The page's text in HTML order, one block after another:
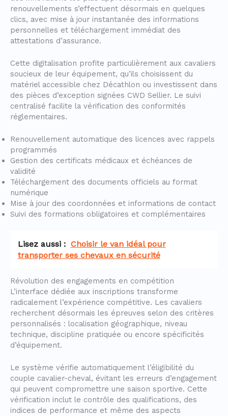
renouvellements s’effectuent désormais en quelques
clics, avec mise à jour instantanée des informations
personnelles et téléchargement immédiat des
attestations d’assurance.
Cette digitalisation profite particulièrement aux cavaliers
soucieux de leur équipement, qu’ils choisissent du
matériel accessible chez Décathlon ou investissent dans
des pièces d’exception signées CWD Sellier. Le suivi
centralisé facilite la vérification des conformités
réglementaires.
Renouvellement automatique des licences avec rappels
programmés
Gestion des certificats médicaux et échéances de
validité
Téléchargement des documents officiels au format
numérique
Mise à jour des coordonnées et informations de contact
Suivi des formations obligatoires et complémentaires
Lisez aussi : Choisir le van idéal pour
transporter ses chevaux en sécurité
Révolution des engagements en compétition
L’interface dédiée aux inscriptions transforme
radicalement l’expérience compétitive. Les cavaliers
recherchent désormais les épreuves selon des critères
personnalisés : localisation géographique, niveau
technique, discipline pratiquée ou encore spécificités
d’équipement.
Le système vérifie automatiquement l’éligibilité du
couple cavalier-cheval, évitant les erreurs d’engagement
qui peuvent compromettre une saison sportive. Cette
vérification inclut le contrôle des qualifications, des
indices de performance et même des aspects